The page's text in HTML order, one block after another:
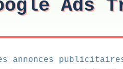
Ads
annonces